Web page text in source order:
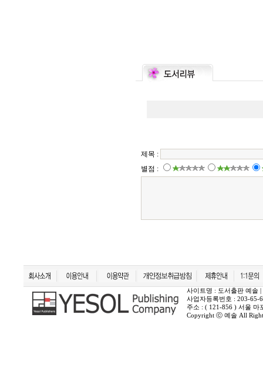
사이트명 : 도서출판 예솔
사업자등록번호 : 203-65-
주소 : ( 121-856 ) 서울 마
Copyright ⓒ 예솔 All